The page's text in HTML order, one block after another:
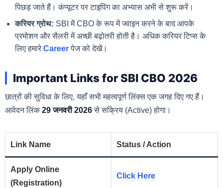
पिछड़ जाते हैं। कंप्यूटर पर टाइपिंग का अभ्यास अभी से शुरू करें।
करियर ग्रोथ: SBI में CBO के रूप में ज्वाइन करने के बाद आपके
प्रमोशन और सैलरी में अच्छी बढ़ोतरी होती है। अधिक करियर टिप्स के
लिए हमारे Careerपेज को देखें।
Important Links for SBI CBO 2026
छात्रों की सुविधा के लिए, यहाँ सभी महत्वपूर्ण लिंक्स एक जगह दिए गए हैं।
आवेदन लिंक29 जनवरी 2026से सक्रिय (Active) होगा।
Link Name Status / Action
Apply Online
(Registration)
Click Here